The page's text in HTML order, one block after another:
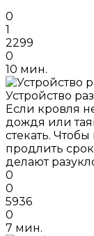
0
1
2299
0
10 мин.
Устройство
Если кровля
дождя или
стекать.
продлить
делают
0
0
5936
0
7 мин.